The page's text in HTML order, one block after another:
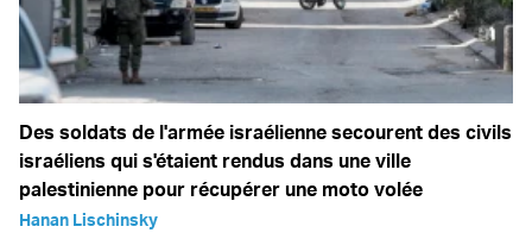
Des soldats de l'armée israélienne secourent des civils
israéliens qui s'étaient rendus dans une ville
palestinienne pour récupérer une moto volée
Hanan Lischinsky